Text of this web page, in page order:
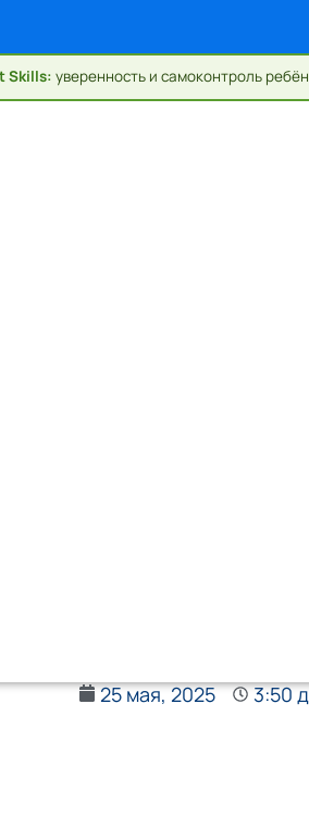
Skills: уверенность и самоконтроль
25 мая, 2025 3:50